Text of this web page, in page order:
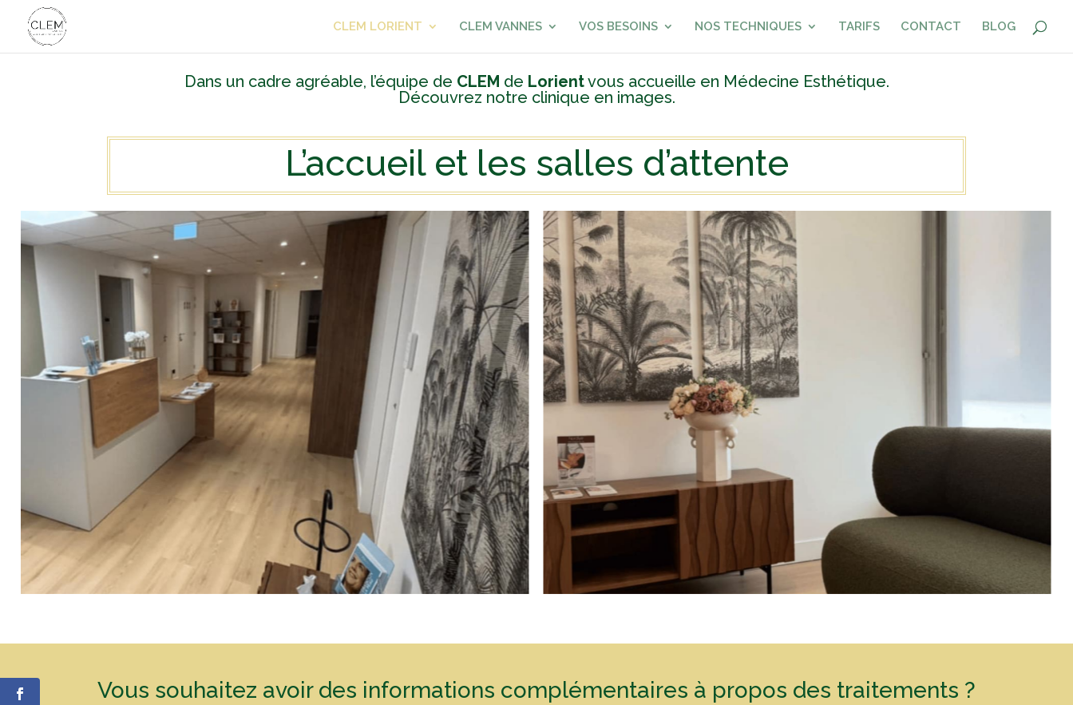
CLEM LORIENT CLEM VANNES VOS BESOINS NOS TECHNIQUES TARIFS CONTACT BLOG
Dans un cadre agréable, l’équipe de CLEM de Lorientvous accueille en Médecine Esthétique.
Découvrez notre clinique en images.
L’accueil et les salles d’attente
Vous souhaitez avoir des informations complémentaires à propos des traitements ?